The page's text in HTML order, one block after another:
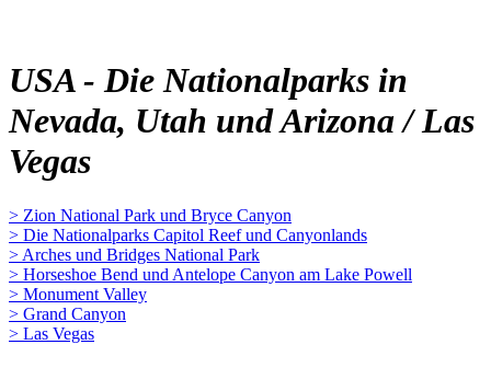
USA - Die Nationalparks in
Nevada, Utah und Arizona / Las
Vegas
> Zion National Park und Bryce Canyon
> Die Nationalparks Capitol Reef und Canyonlands
> Arches und Bridges National Park
> Horseshoe Bend und Antelope Canyon am Lake Powell
> Monument Valley
> Grand Canyon
> Las Vegas